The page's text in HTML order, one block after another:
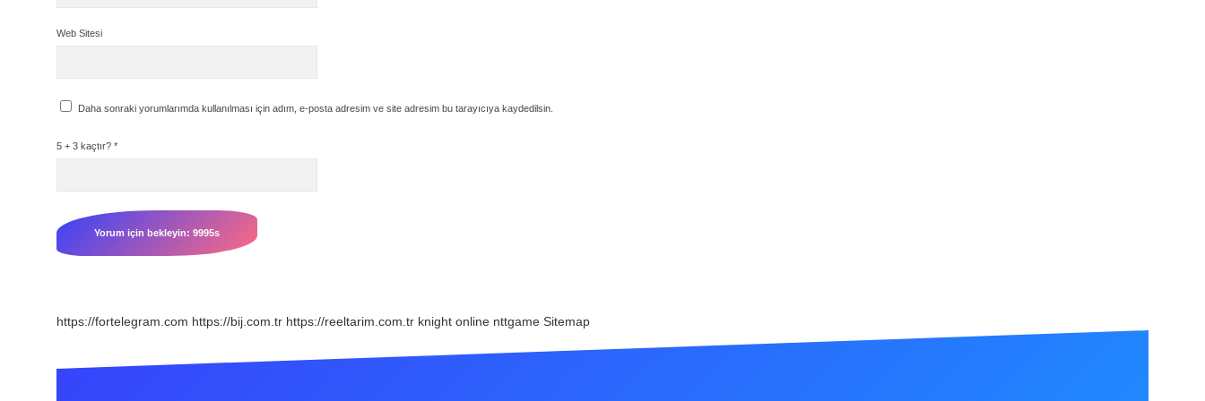
Web Sitesi
Daha sonraki yorumlarımda kullanılması için adım, e-posta adresim ve site adresim bu tarayıcıya kaydedilsin.
5 + 3 kaçtır? *
https://fortelegram.com https://bij.com.tr https://reeltarim.com.tr knight online nttgame Sitemap